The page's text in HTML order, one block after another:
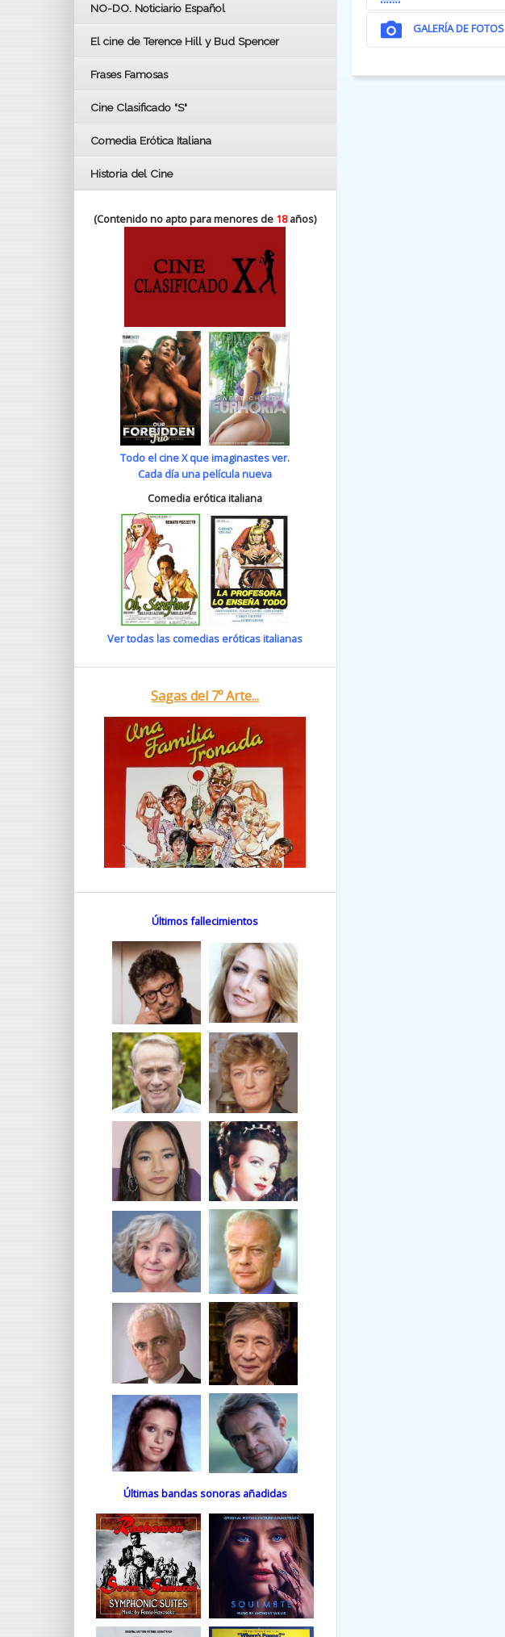
GALERÍA DE FOTOS
BAFTA
NO-DO. Noticiario Español
El cine de Terence Hill y Bud Spencer
Frases Famosas
Cine Clasificado "S"
Comedia Erótica Italiana
Historia del Cine
(Contenido no apto para menores de 18años)
Todo el cine X que imaginastes ver.
Cada día una película nueva
Comedia erótica italiana
Ver todas las comedias eróticas italianas
Sagas del 7º Arte...
Últimos fallecimientos
Últimas bandas sonoras añadidas